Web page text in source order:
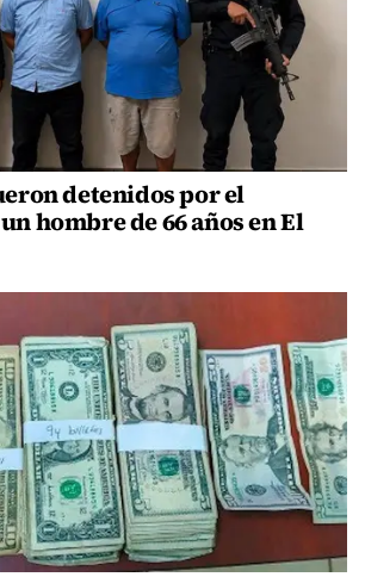
detenidos por el
hombre de 66 años en El